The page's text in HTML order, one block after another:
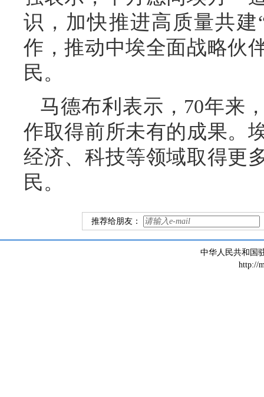
识，加快推进高质量共
作，推动中埃全面战略伙
民。
马德布利表示，70年来
作取得前所未有的成果。
经济、科技等领域取得更
民。
推荐给朋友：
中华人民共和国
http://